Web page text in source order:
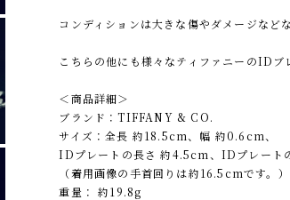
コンディションは大きな傷やダメージなど
こちらの他にも様々なティファニーのIDブ
＜商品詳細＞
ブランド：TIFFANY & CO.
サイズ：全長 約18.5cm、幅 約0.6cm、
IDプレートの長さ 約4.5cm、IDプレート
（着用画像の手首回りは約16.5cmです。）
重量： 約19.8g